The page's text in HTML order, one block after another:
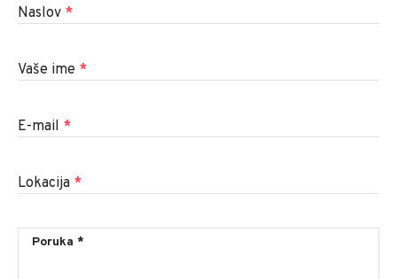
Naslov *
Vaše ime *
E-mail *
Lokacija *